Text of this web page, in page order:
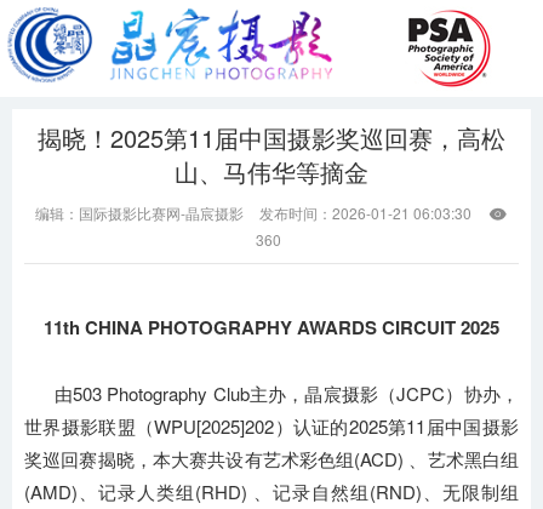
揭晓！2025第11届中国摄影奖巡回赛，高松
山、马伟华等摘金
编辑：国际摄影比赛网-晶宸摄影 发布时间：2026-01-21 06:03:30 
360
11th CHINA PHOTOGRAPHY AWARDS CIRCUIT 2025
由503 Photography Club主办，晶宸摄影（JCPC）协办，
世界摄影联盟（WPU[2025]202）认证的2025第11届中国摄影
奖巡回赛揭晓，本大赛共设有艺术彩色组(ACD) 、艺术黑白组
(AMD)、记录人类组(RHD) 、记录自然组(RND)、无限制组